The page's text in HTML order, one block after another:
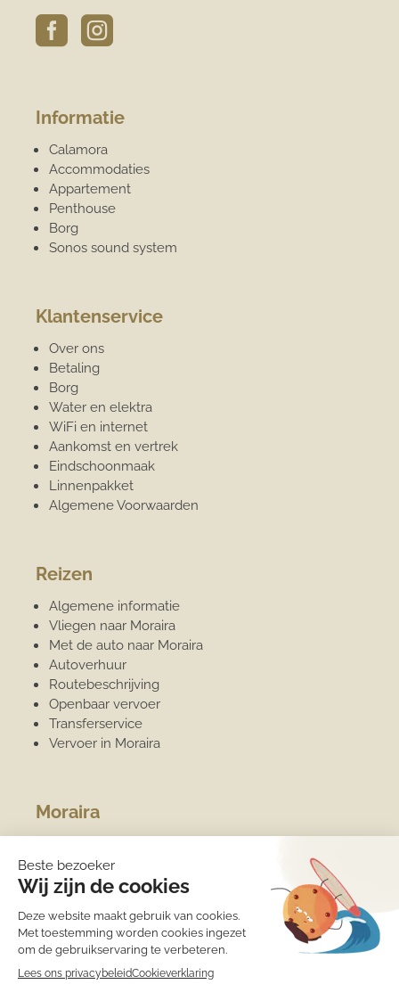
 
Informatie
Calamora
Accommodaties
Appartement
Penthouse
Borg
Sonos sound system
Klantenservice
Over ons
Betaling
Borg
Water en elektra
WiFi en internet
Aankomst en vertrek
Eindschoonmaak
Linnenpakket
Algemene Voorwaarden
Reizen
Algemene informatie
Vliegen naar Moraira
Met de auto naar Moraira
Autoverhuur
Routebeschrijving
Openbaar vervoer
Transferservice
Vervoer in Moraira
Moraira
Overwinteren
Jachthaven
Strand
Het weer